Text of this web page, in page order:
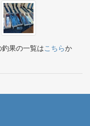
釣果の一覧はこちらか